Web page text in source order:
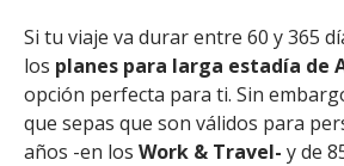
Si tu viaje va durar entre 60 y 365
los planes para larga estadía de
opción perfecta para ti. Sin
que sepas que son válidos para
años -en los Work & Travel- y de